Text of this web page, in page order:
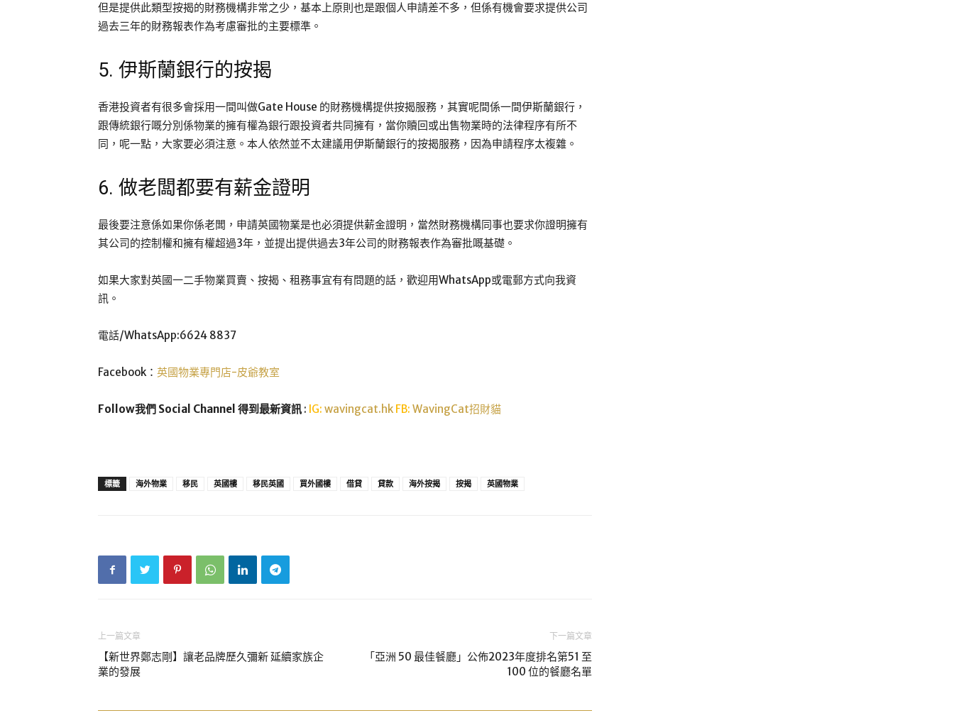
但是提供此類型按揭的財務機構非常之少，基本上原則也是跟個人申請差不多，但係有機會要求提供公司
過去三年的財務報表作為考慮審批的主要標準。
5. 伊斯蘭銀行的按揭
香港投資者有很多會採用一間叫做Gate House 的財務機構提供按揭服務，其實呢間係一間伊斯蘭銀行，
跟傳統銀行嘅分別係物業的擁有權為銀行跟投資者共同擁有，當你贖回或出售物業時的法律程序有所不
同，呢一點，大家要必須注意。本人依然並不太建議用伊斯蘭銀行的按揭服務，因為申請程序太複雜。
6. 做老闆都要有薪金證明
最後要注意係如果你係老闆，申請英國物業是也必須提供薪金證明，當然財務機構同事也要求你證明擁有
其公司的控制權和擁有權超過3年，並提出提供過去3年公司的財務報表作為審批嘅基礎。
如果大家對英國一二手物業買賣、按揭、租務事宜有有問題的話，歡迎用WhatsApp或電郵方式向我資
訊。
電話/WhatsApp:6624 8837
Facebook： 英國物業專門店-皮爺教室
Follow我們 Social Channel 得到最新資訊 : IG: wavingcat.hkFB: WavingCat招財貓
標籤 海外物業 移民 英國樓 移民英國 買外國樓 借貸 貸款 海外按揭 按揭 英國物業
上一篇文章
【新世界鄭志剛】讓老品牌歷久彌新 延續家族企
業的發展
下一篇文章
「亞洲 50 最佳餐廳」公佈2023年度排名第51 至
100 位的餐廳名單